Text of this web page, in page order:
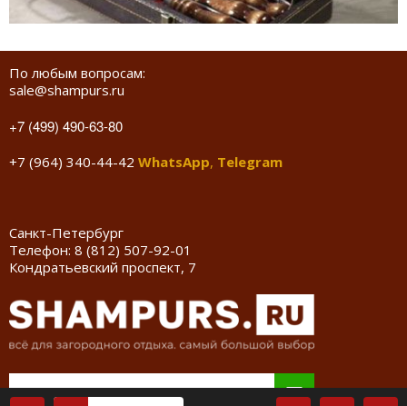
По любым вопросам:
sale@shampurs.ru
+7 (499) 490-63-80
+7 (964) 340-44-42 WhatsApp, Telegram
Санкт-Петербург
Телефон: 8 (812) 507-92-01
Кондратьевский проспект, 7